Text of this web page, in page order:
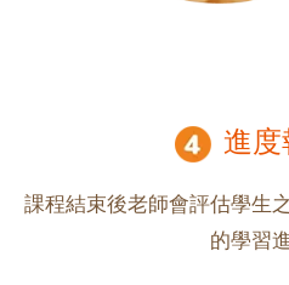
進
課程結束後老師會評估學生
的學習